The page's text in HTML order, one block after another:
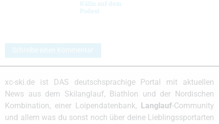
Kälin auf dem
Podest
Schreibe einen Kommentar
xc-ski.de ist DAS deutschsprachige Portal mit aktuellen
News aus dem Skilanglauf, Biathlon und der Nordischen
Kombination, einer Loipendatenbank, Langlauf-Community
und allem was du sonst noch über deine Lieblingssportarten